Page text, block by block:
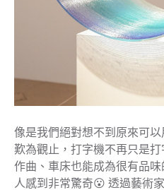
像是我們絕對想不到原來可
歎為觀止，打字機不再只是
作曲、車床也能成為很有品
人感到非常驚奇😮 透過藝術